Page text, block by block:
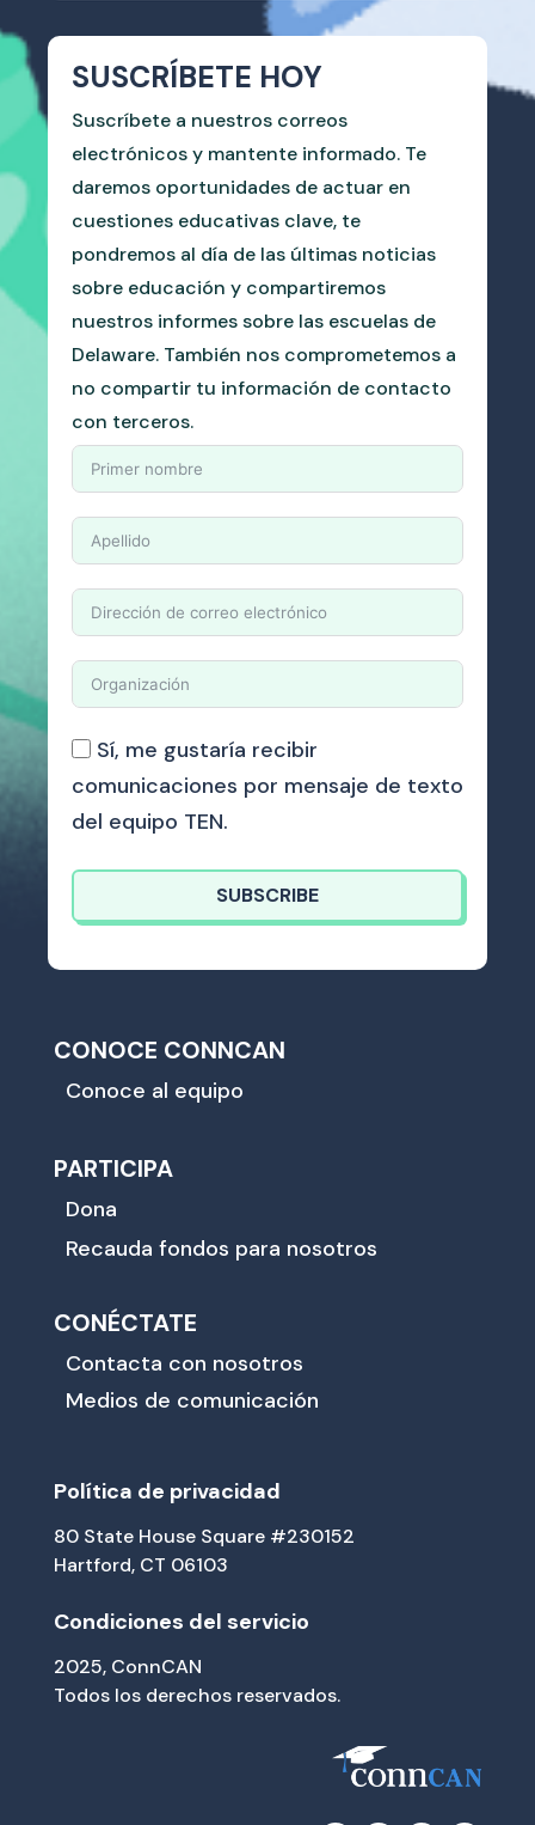
SUSCRÍBETE HOY
Suscríbete a nuestros correos
electrónicos y mantente informado. Te
daremos oportunidades de actuar en
cuestiones educativas clave, te
pondremos al día de las últimas noticias
sobre educación y compartiremos
nuestros informes sobre las escuelas de
Delaware. También nos comprometemos a
no compartir tu información de contacto
con terceros.
Sí, me gustaría recibir
comunicaciones por mensaje de texto
del equipo TEN.
SUBSCRIBE
CONOCE CONNCAN
Conoce al equipo
PARTICIPA
Dona
Recauda fondos para nosotros
CONÉCTATE
Contacta con nosotros
Medios de comunicación
Política de privacidad
80 State House Square #230152
Hartford, CT 06103
Condiciones del servicio
2025, ConnCAN
Todos los derechos reservados.